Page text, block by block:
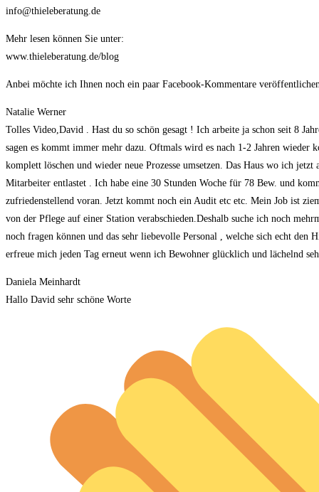
info@thieleberatung.de
Mehr lesen können Sie unter:
www.thieleberatung.de/blog
Anbei möchte ich Ihnen noch ein paar Facebook-Kommentare
Natalie Werner
Tolles Video,David . Hast du so schön gesagt ! Ich arbeite ja schon seit 8
sagen es kommt immer mehr dazu. Oftmals wird es nach 1-2 Jahren
komplett löschen und wieder neue Prozesse umsetzen. Das Haus wo ich
Mitarbeiter entlastet . Ich habe eine 30 Stunden Woche für 78 Bew. und
zufriedenstellend voran. Jetzt kommt noch ein Audit etc etc. Mein Job ist
von der Pflege auf einer Station verabschieden.Deshalb suche ich noch
noch fragen können und das sehr liebevolle Personal , welche sich echt
erfreue mich jeden Tag erneut wenn ich Bewohner glücklich und lächelnd
Daniela Meinhardt
Hallo David sehr schöne Worte